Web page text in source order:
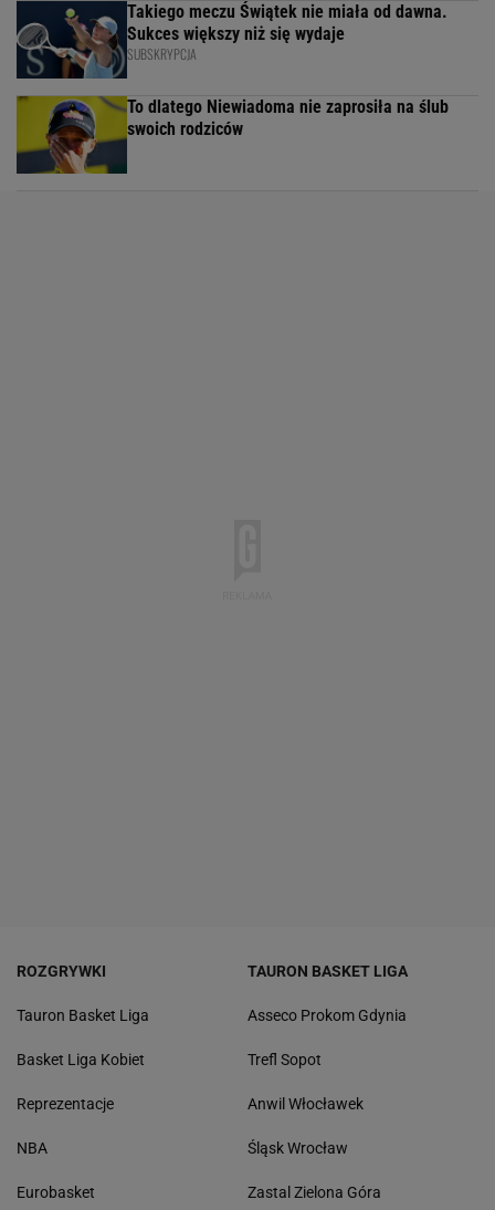
Takiego meczu Świątek nie miała od dawna.
Sukces większy niż się wydaje
SUBSKRYPCJA
To dlatego Niewiadoma nie zaprosiła na ślub
swoich rodziców
ROZGRYWKI
Tauron Basket Liga
Basket Liga Kobiet
Reprezentacje
NBA
Eurobasket
TAURON BASKET LIGA
Asseco Prokom Gdynia
Trefl Sopot
Anwil Włocławek
Śląsk Wrocław
Zastal Zielona Góra